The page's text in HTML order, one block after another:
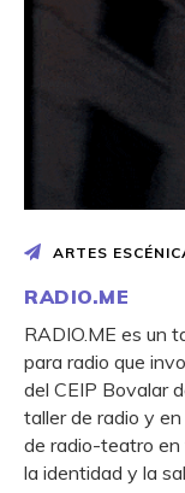
ARTES
RADIO.ME
RADIO.ME es un
para radio que
del CEIP Bovalar
taller de radio y
de radio-teatro
la identidad y la